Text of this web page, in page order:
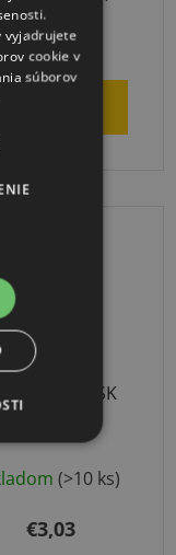
€268,99
(>10 ks)
€3,03
vyjadrujete
cookie v
súborov